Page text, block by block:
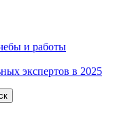
и работы
экспертов в 2025